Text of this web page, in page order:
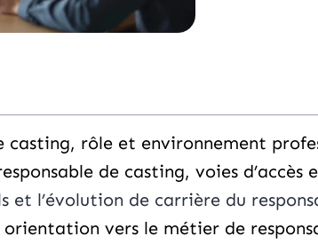
casting, rôle et environnement
de casting, voies d’accès
et l’évolution de carrière du
orientation vers le métier de